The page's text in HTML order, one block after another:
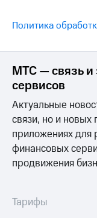
Политика
МТС — связь
сервисов
Актуальные
связи, но и
приложениях для
финансовых
продвижения
Тарифы